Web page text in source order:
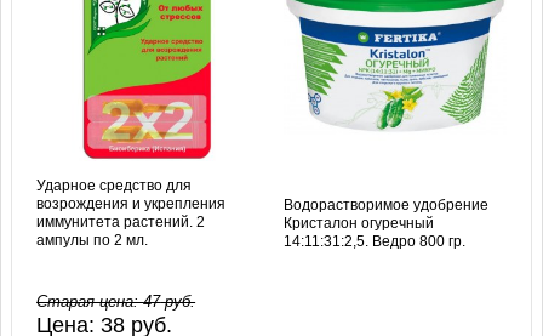
Ударное средство для
возрождения и укрепления
иммунитета растений. 2
ампулы по 2 мл.
Старая цена:47руб.
Цена:38 руб.
Водорастворимое удобрение
Кристалон огуречный
14:11:31:2,5. Ведро 800 гр.